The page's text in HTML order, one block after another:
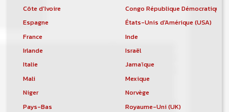
Côte d'Ivoire
Congo République Démocratique
Espagne
États-Unis d'Amérique (USA)
France
Inde
Irlande
Israël
Italie
Jamaïque
Mali
Mexique
Niger
Norvège
Pays-Bas
Royaume-Uni (UK)